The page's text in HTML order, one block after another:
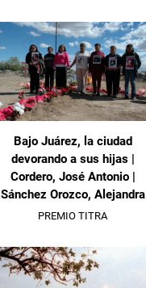
Bajo Juárez, la ciudad
devorando a sus hijas |
Cordero, José Antonio |
Sánchez Orozco, Alejandra
PREMIO TITRA